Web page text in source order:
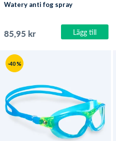
Lägg till
Watery anti fog spray
85,95 kr
-40 %